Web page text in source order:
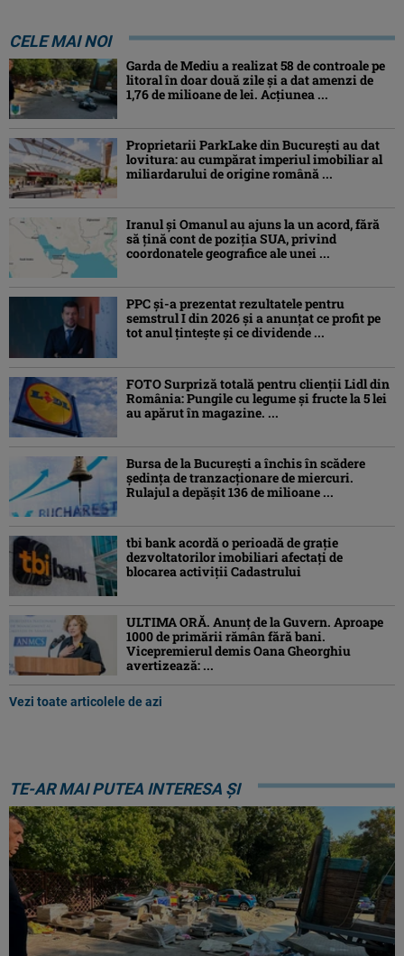
CELE MAI NOI
Garda de Mediu a realizat 58 de controale pe
litoral în doar două zile și a dat amenzi de
1,76 de milioane de lei. Acțiunea ...
Proprietarii ParkLake din București au dat
lovitura: au cumpărat imperiul imobiliar al
miliardarului de origine română ...
Iranul și Omanul au ajuns la un acord, fără
să țină cont de poziția SUA, privind
coordonatele geografice ale unei ...
PPC și-a prezentat rezultatele pentru
semstrul I din 2026 și a anunțat ce profit pe
tot anul țintește și ce dividende ...
FOTO Surpriză totală pentru clienții Lidl din
România: Pungile cu legume și fructe la 5 lei
au apărut în magazine. ...
Bursa de la București a închis în scădere
ședința de tranzacționare de miercuri.
Rulajul a depășit 136 de milioane ...
tbi bank acordă o perioadă de grație
dezvoltatorilor imobiliari afectați de
blocarea activiții Cadastrului
ULTIMA ORĂ. Anunț de la Guvern. Aproape
1000 de primării rămân fără bani.
Vicepremierul demis Oana Gheorghiu
avertizează: ...
Vezi toate articolele de azi
TE-AR MAI PUTEA INTERESA ȘI